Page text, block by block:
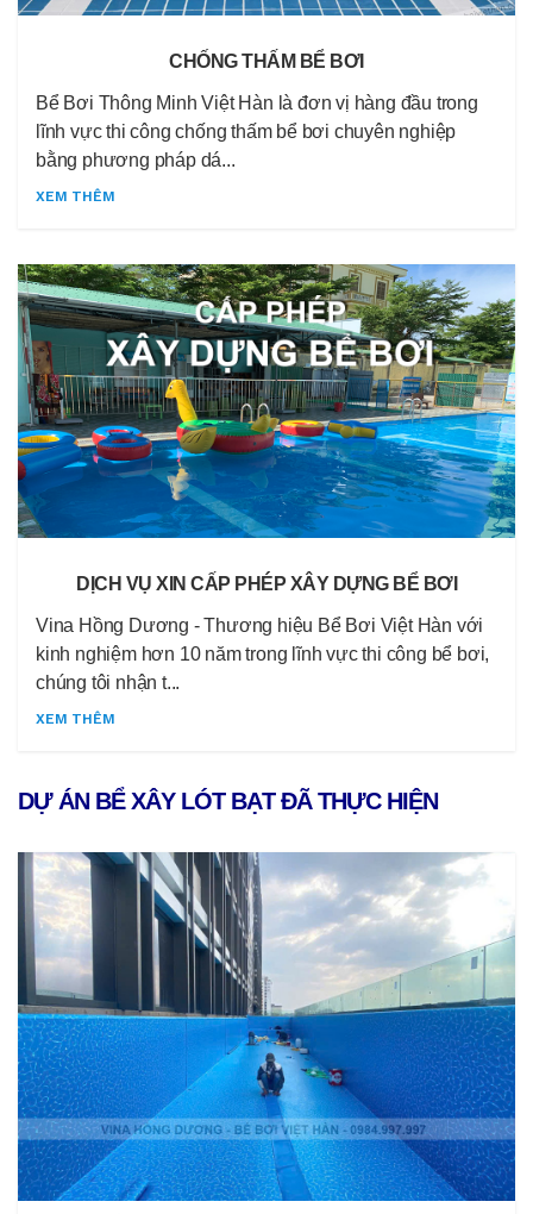
CHỐNG THẤM BỂ BƠI
Bể Bơi Thông Minh Việt Hàn là đơn vị hàng đầu trong
lĩnh vực thi công chống thấm bể bơi chuyên nghiệp
bằng phương pháp dá...
XEM THÊM
DỊCH VỤ XIN CẤP PHÉP XÂY DỰNG BỂ BƠI
Vina Hồng Dương - Thương hiệu Bể Bơi Việt Hàn với
kinh nghiệm hơn 10 năm trong lĩnh vực thi công bể bơi,
chúng tôi nhận t...
XEM THÊM
DỰ ÁN BỂ XÂY LÓT BẠT ĐÃ THỰC HIỆN